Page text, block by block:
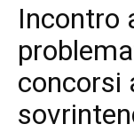
Incontro
concorsi